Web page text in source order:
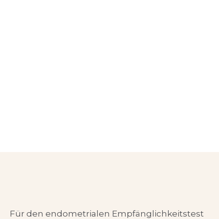
Für den endometrialen Empfänglichkeitstest